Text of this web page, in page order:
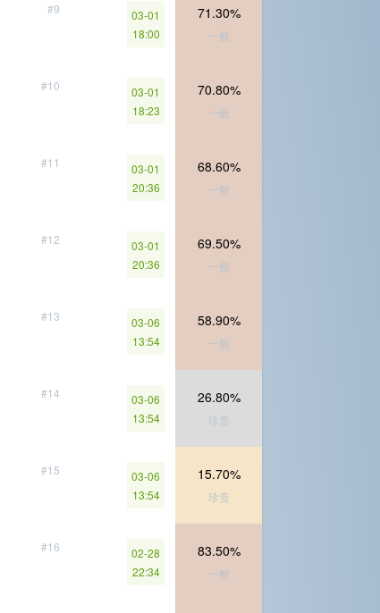
#9
03-01
18:00
71.30%
一般
#10
03-01
18:23
70.80%
一般
#11
03-01
20:36
68.60%
一般
#12
03-01
20:36
69.50%
一般
#13
03-06
13:54
58.90%
一般
#14
03-06
13:54
26.80%
珍贵
#15
03-06
13:54
15.70%
珍贵
#16
02-28
22:34
83.50%
一般